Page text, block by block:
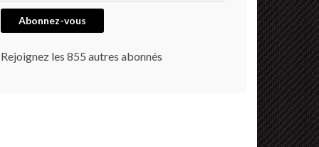
Abonnez-vous
Rejoignez les 855 autres abonnés